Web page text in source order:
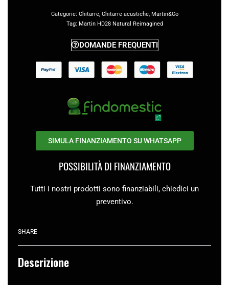
Categorie: Chitarre, Chitarre acustiche, Martin&Co
Tag: Martin HD28 Natural Reimagined
DOMANDE FREQUENTI
SIMULA FINANZIAMENTO SU WHATSAPP
POSSIBILITÀ DI FINANZIAMENTO
Tutti i nostri prodotti sono finanziabili, chiedici un
preventivo.
SHARE
Descrizione